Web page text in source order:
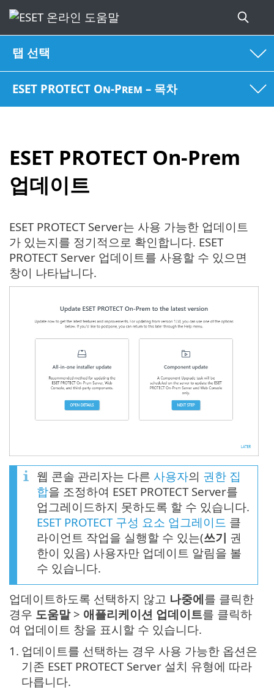
탭 선택
ESET PROTECT On-Prem – 목차
ESET PROTECT On-Prem
업데이트
ESET PROTECT Server는 사용 가능한 업데이트
가 있는지를 정기적으로 확인합니다. ESET
PROTECT Server 업데이트를 사용할 수 있으면
창이 나타납니다.
웹 콘솔 관리자는 다른 사용자의 권한 집
합을 조정하여 ESET PROTECT Server를
업그레이드하지 못하도록 할 수 있습니다.
ESET PROTECT 구성 요소 업그레이드 클
라이언트 작업을 실행할 수 있는(쓰기 권
한이 있음) 사용자만 업데이트 알림을 볼
수 있습니다.
업데이트하도록 선택하지 않고 나중에를 클릭한
경우 도움말> 애플리케이션 업데이트를 클릭하
여 업데이트 창을 표시할 수 있습니다.
1. 업데이트를 선택하는 경우 사용 가능한 옵션은
기존 ESET PROTECT Server 설치 유형에 따라
다릅니다.